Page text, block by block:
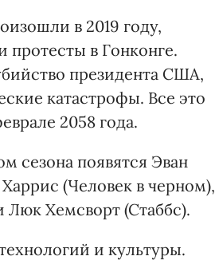
в 2019 году,
в Гонконге.
президента США,
катастрофы. Все это
2058 года.
сезона появятся Эван
(Человек в черном),
Хемсворт (Стаббс).
и культуры.